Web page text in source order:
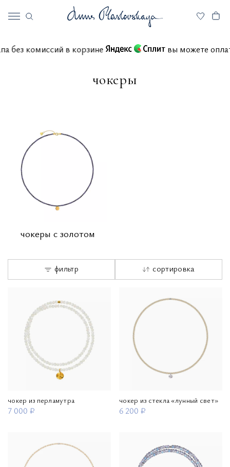
этапа без комиссий в корзине вы можете
чокеры
чокеры с золотом
фильтр сортировка
чокер из перламутра
7 000 ₽
чокер из стекла «лунный свет»
6 200 ₽